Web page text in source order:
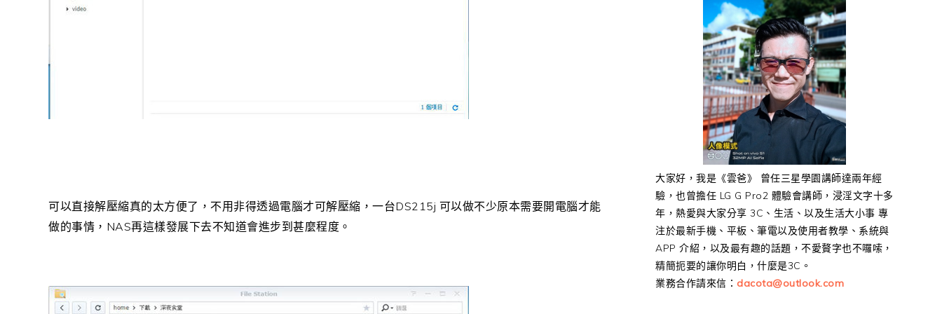
可以直接解壓縮真的太方便了，不用非得透過電腦才可解壓縮，一台DS215j 可以做不少原本需要開電腦才能
做的事情， NAS再這樣發展下去不知道會進步到甚麼程度。
大家好，我是《雲爸》 曾任三星學園講師達兩年經
驗，也曾擔任 LG G Pro2 體驗會講師，浸淫文字十多
年，熱愛與大家分享 3C、生活、以及生活大小事 專
注於最新手機、平板、筆電以及使用者教學、系統與
APP 介紹，以及最有趣的話題，不愛贅字也不囉嗦，
精簡扼要的讓你明白，什麼是3C。
業務合作請來信： dacota@outlook.com